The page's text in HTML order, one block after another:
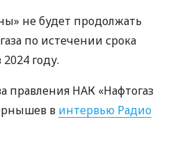
не будет продолжать
по истечении срока
году.
правления НАК «Нафтогаз
в интервью Радио